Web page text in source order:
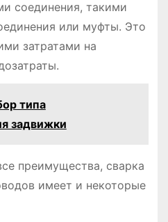
соединения, такими
или муфты. Это
затратами на
типа
задвижки
преимущества, сварка
имеет и некоторые